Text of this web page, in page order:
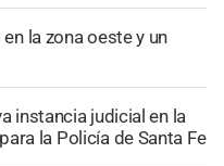
la zona oeste y un
instancia judicial en la
la Policía de Santa Fe